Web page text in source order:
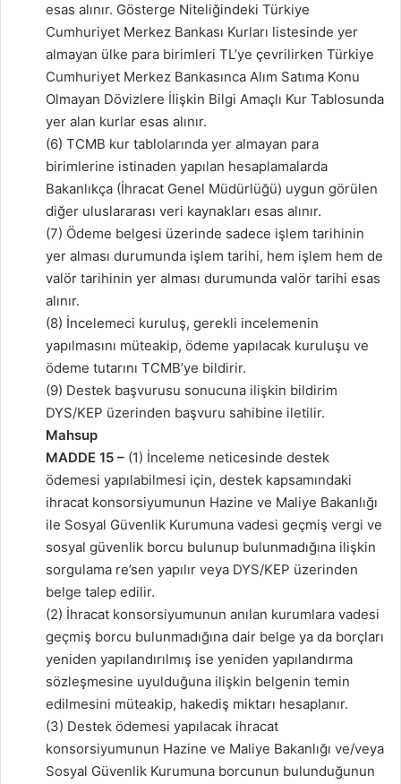
esas alınır. Gösterge Niteliğindeki Türkiye
Cumhuriyet Merkez Bankası Kurları listesinde yer
almayan ülke para birimleri TL’ye çevrilirken Türkiye
Cumhuriyet Merkez Bankasınca Alım Satıma Konu
Olmayan Dövizlere İlişkin Bilgi Amaçlı Kur Tablosunda
yer alan kurlar esas alınır.
(6) TCMB kur tablolarında yer almayan para
birimlerine istinaden yapılan hesaplamalarda
Bakanlıkça (İhracat Genel Müdürlüğü) uygun görülen
diğer uluslararası veri kaynakları esas alınır.
(7) Ödeme belgesi üzerinde sadece işlem tarihinin
yer alması durumunda işlem tarihi, hem işlem hem de
valör tarihinin yer alması durumunda valör tarihi esas
alınır.
(8) İncelemeci kuruluş, gerekli incelemenin
yapılmasını müteakip, ödeme yapılacak kuruluşu ve
ödeme tutarını TCMB’ye bildirir.
(9) Destek başvurusu sonucuna ilişkin bildirim
DYS/KEP üzerinden başvuru sahibine iletilir.
Mahsup
MADDE 15 – (1) İnceleme neticesinde destek
ödemesi yapılabilmesi için, destek kapsamındaki
ihracat konsorsiyumunun Hazine ve Maliye Bakanlığı
ile Sosyal Güvenlik Kurumuna vadesi geçmiş vergi ve
sosyal güvenlik borcu bulunup bulunmadığına ilişkin
sorgulama re’sen yapılır veya DYS/KEP üzerinden
belge talep edilir.
(2) İhracat konsorsiyumunun anılan kurumlara vadesi
geçmiş borcu bulunmadığına dair belge ya da borçları
yeniden yapılandırılmış ise yeniden yapılandırma
sözleşmesine uyulduğuna ilişkin belgenin temin
edilmesini müteakip, hakediş miktarı hesaplanır.
(3) Destek ödemesi yapılacak ihracat
konsorsiyumunun Hazine ve Maliye Bakanlığı ve/veya
Sosyal Güvenlik Kurumuna borcunun bulunduğunun